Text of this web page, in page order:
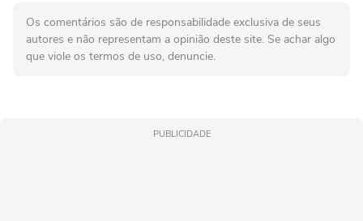
Os comentários são de responsabilidade exclusiva de seus
autores e não representam a opinião deste site. Se achar algo
que viole os termos de uso, denuncie.
PUBLICIDADE